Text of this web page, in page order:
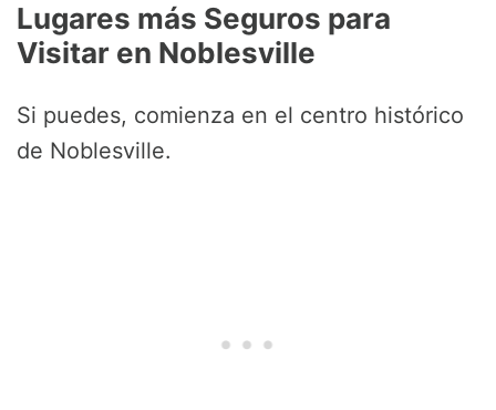
Lugares más Seguros para
Visitar en Noblesville
Si puedes, comienza en el centro histórico
de Noblesville.